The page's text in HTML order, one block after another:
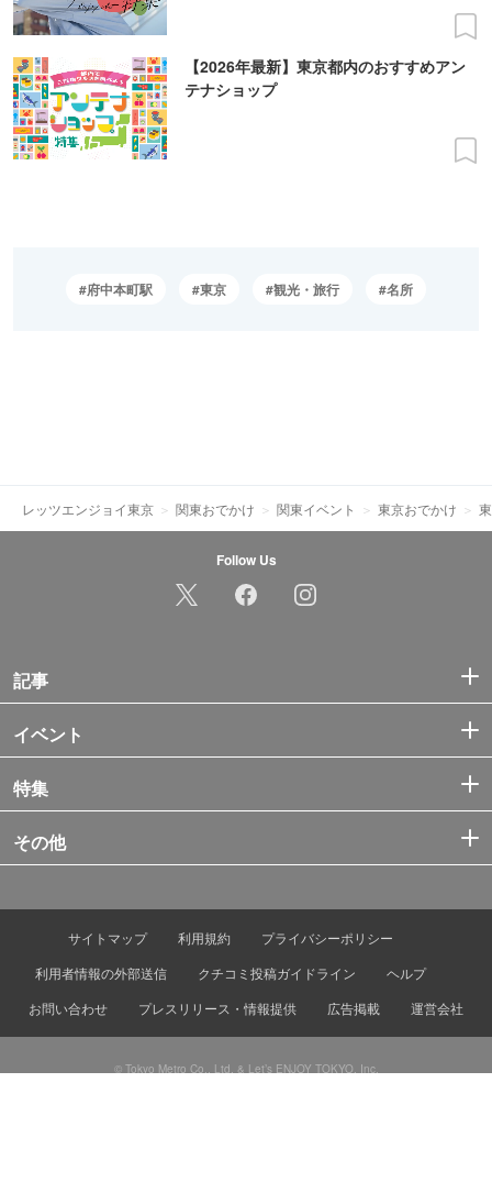
【2026年最新】東京都内のおすすめアン
テナショップ
府中本町駅 東京 観光・旅行 名所
レッツエンジョイ東京 関東おでかけ 関東イベント 東京おでかけ
Follow Us
記事
イベント
特集
その他
サイトマップ 利用規約
プライバシーポリシー
利用者情報の外部送信
クチコミ投稿ガイドライン
ヘルプ
お問い合わせ
プレスリリース・情報提供 広告掲載 運営会社
© Tokyo Metro Co., Ltd. & Let’s ENJOY TOKYO, Inc.